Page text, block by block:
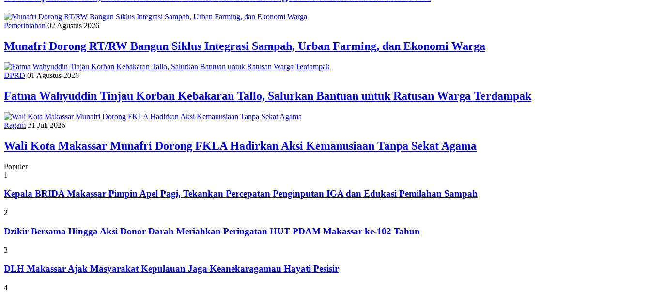
Pemerintahan 02 Agustus 2026
Munafri Dorong RT/RW Bangun Siklus Integrasi Sampah, Urban Farming, dan Ekonomi Warga
DPRD 01 Agustus 2026
Fatma Wahyuddin Tinjau Korban Kebakaran Tallo, Salurkan Bantuan untuk Ratusan Warga Terdampak
Ragam 31 Juli 2026
Wali Kota Makassar Munafri Dorong FKLA Hadirkan Aksi Kemanusiaan Tanpa Sekat Agama
Populer
1
Kepala BRIDA Makassar Pimpin Apel Pagi, Tekankan Percepatan Penginputan IGA dan Edukasi Pemilahan Sampah
2
Dzikir Bersama Hingga Aksi Donor Darah Meriahkan Peringatan HUT PDAM Makassar ke-102 Tahun
3
DLH Makassar Ajak Masyarakat Kepulauan Jaga Keanekaragaman Hayati Pesisir
4